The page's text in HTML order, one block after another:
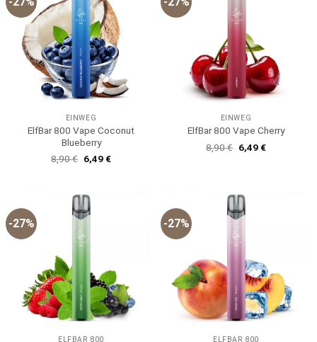
EINWEG
ElfBar 800 Vape Coconut
Blueberry
8,90€ Ursprünglicher
Preis
6,49€Aktueller
EINWEG
ElfBar 800 Vape Cherry
8,90€ Ursprünglicher
Preis
6,49€Aktueller
-27%
ELFBAR 800
-27%
ELFBAR 800